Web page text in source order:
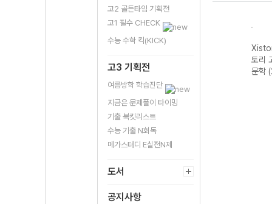
고2 골든타임 기획전
고1 필수 CHECK
수능 수학 킥(KICK)
고3 기획전
여름방학 학습진단
지금은 문제풀이 타이밍
기출 북킷리스트
수능 기출 N회독
메가스터디 E실전N제
도서
공지사항
Xistory 자이스
독해 (2026년용)
토리
문학